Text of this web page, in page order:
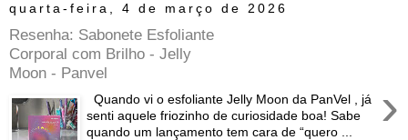
quarta-feira, 4 de março de 2026
Resenha: Sabonete Esfoliante
Corporal com Brilho - Jelly
Moon - Panvel
›
Quando vi o esfoliante Jelly Moon da PanVel , já
senti aquele friozinho de curiosidade boa! Sabe
quando um lançamento tem cara de “quero ...